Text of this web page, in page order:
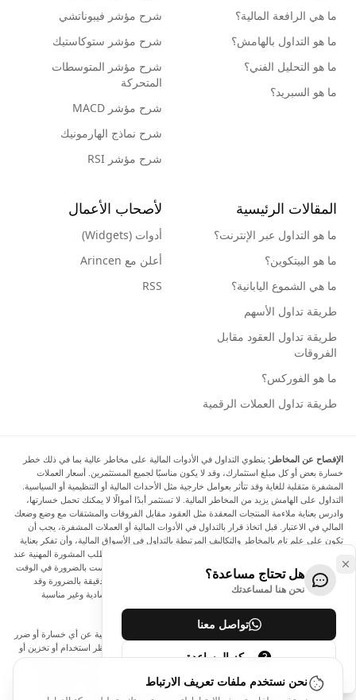
ما هي الرافعة المالية؟
ما هو التداول بالهامش؟
ما هو التحليل الفني؟
ما هو السبريد؟
شرح مؤشر فيبوناتشي
شرح مؤشر ستوكاستيك
شرح مؤشر المتوسطات
المتحركة
شرح مؤشر MACD
شرح نماذج الهارمونيك
شرح مؤشر RSI
المقالات الرئيسية
ما هو التداول عبر الإنترنت؟
ما هو البيتكوين؟
ما هي الشموع اليابانية؟
طريقة تداول الأسهم
طريقة تداول العقود مقابل
الفروقات
ما هو الفوركس؟
طريقة تداول العملات الرقمية
لأصحاب الأعمال
أدوات (Widgets)
أعلن مع Arincen
RSS
الإفصاح عن المخاطر: ينطوي التداول في الأدوات المالية على مخاطر عالية بما في ذلك خطر
خسارة بعض أو كل مبلغ استثمارك، وقد لا يكون مناسبًا لجميع المستثمرين. أسعار العملات
المشفرة متقلبة للغاية وقد تتأثر بعوامل خارجية مثل الأحداث المالية أو التنظيمية أو السياسية.
التداول على الهامش يزيد من المخاطر المالية. لا تستثمر أبدًا أموالًا لا يمكنك تحمل خسارتها،
وادرس بعناية ملاءمة المنتجات المعقدة مثل العقود مقابل الفروقات والمشتقات مع وضع وضعك
المالي في الاعتبار. قبل اتخاذ قرار بالتداول في الأدوات المالية أو العملات المشفرة، يجب أن
تكون على علم تام بالمخاطر والتكاليف المرتبطة بالتداول في الأسواق المالية، وأن تفكر بعناية
في أهدافك الاستثمارية ومستوى خبرتك ورغبتك في المخاطرة، وأن تطلب المشورة المهنية عند
الحاجة. تود Arincen أن تذكرك بأن البيانات الواردة في هذا الموقع ليست بالضرورة في الوقت
الفعلي وليست دقيقة. البيانات والأسعار الموجودة على الموقع ليست دقيقة بالضرورة وقد
تختلف عن السعر الفعلي في أي سوق معينة، مما يعني أن الأسعار إرشادية وغير مناسبة
لأغراض التداول.
لن يتحمل Arincen وأي مزود للبيانات الواردة في هذا الموقع المسؤولية عن أي خسارة أو ضرر
نتيجة لتداولك، أو اعتمادك على المعلومات الواردة في هذا الموقع. يحظر استخدام أو تخزين أو
إعادة إنتاج أو عرض أو تعديل أو نقل أو توزيع البيانات الموجودة في هذا الموقع دون الحصول
على إذن كتابي صريح مسبق من Arincen و/أو مزود البيانات. جميع حقوق الملكية الفكرية
محفوظة من قبل مقدمي الخدمة و/أو البورصة التي تقدم البيانات الواردة في هذا الموقع. قد
هل تحتاج مساعدة؟
نحن هنا لمساعدتك
تواصل معنا
مركز المساعدة
نحن نستخدم ملفات تعريف الارتباط